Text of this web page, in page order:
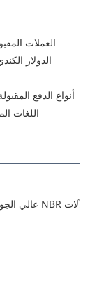
أنواع الدفع
اللغات